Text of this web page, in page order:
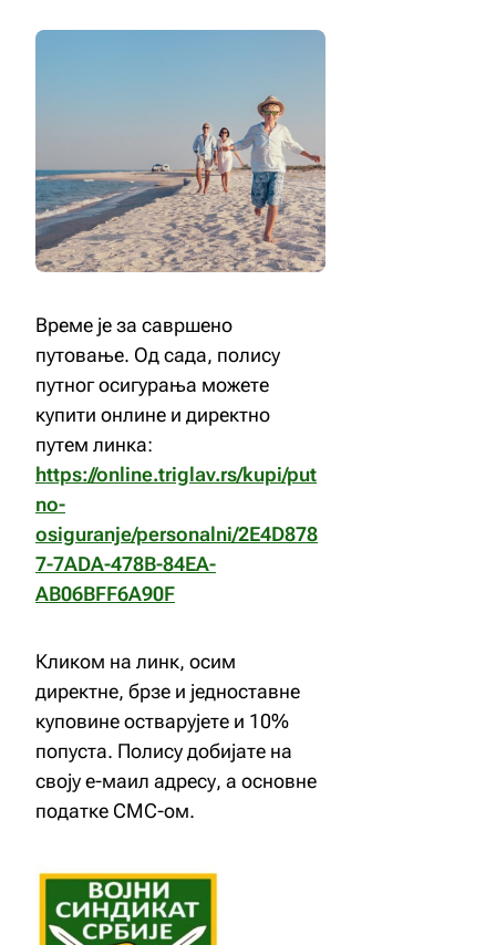
Време је за савршено
путовање. Од сада, полису
путног осигурања можете
купити онлине и директно
путем линка:
https://online.triglav.rs/kupi/put
no-
osiguranje/personalni/2E4D878
7-7ADA-478B-84EA-
AB06BFF6A90F
Кликом на линк, осим
директне, брзе и једноставне
куповине остварујете и 10%
попуста. Полису добијате на
своју е-маил адресу, а основне
податке СМС-ом.